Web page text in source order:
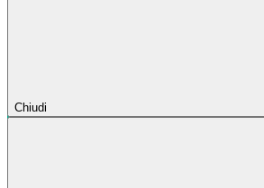
Chiudi